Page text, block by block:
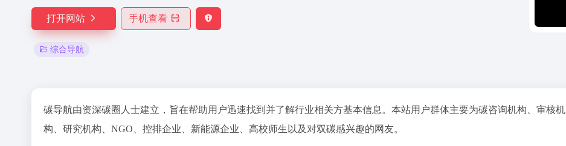
打开网站 手机查看
综合导航
碳导航由资深碳圈人士建立，旨在帮助用户迅速找到并了解行业相关方基本信息。本站用户群体主要为碳咨询机构、审核机
构、研究机构、NGO、控排企业、新能源企业、高校师生以及对双碳感兴趣的网友。